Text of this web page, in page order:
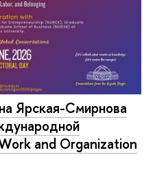
Ярская-Смирнова
and Organization